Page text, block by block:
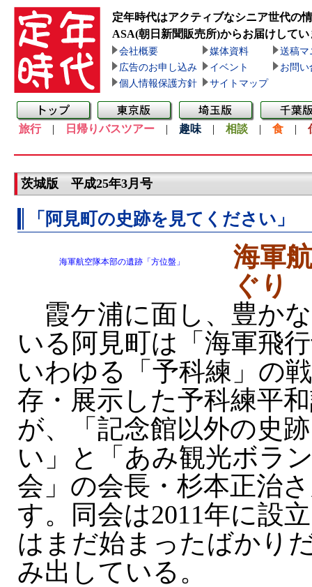
定年時代はアクティブなシニア世代の
ASA(朝日新聞販売所)からお届けしてい
会社概要 媒体資料
送稿マ
広告のお申し込み
イベント
お問い
個人情報保護方針
サイトマップ
旅行| 日帰りバスツアー | 趣味 | 相談 | 食 |
茨城版 平成25年3月号
「阿見町の史跡を見てください」
海軍航空隊本部の遺跡「方位盤」
海軍
ぐり
霞ケ浦に面し、豊か
いる阿見町は「海軍飛
いわゆる「予科練」の
存・展示した予科練平
が、「記念館以外の史
い」と「あみ観光ボラ
会」の会長・杉本正治
す。同会は2011年に設
はまだ始まったばかり
み出している。